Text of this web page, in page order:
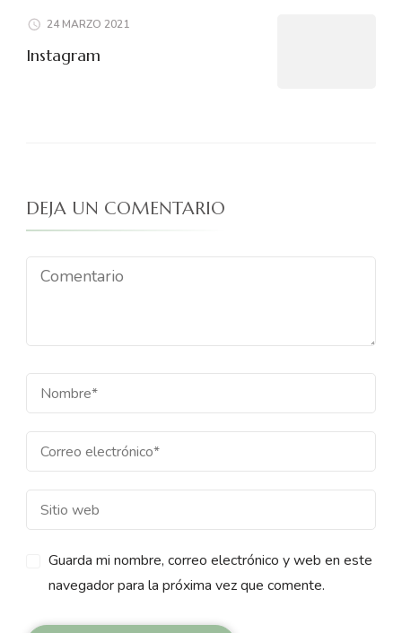
24 MARZO 2021
Instagram
DEJA UN COMENTARIO
Guarda mi nombre, correo electrónico y web en este
navegador para la próxima vez que comente.